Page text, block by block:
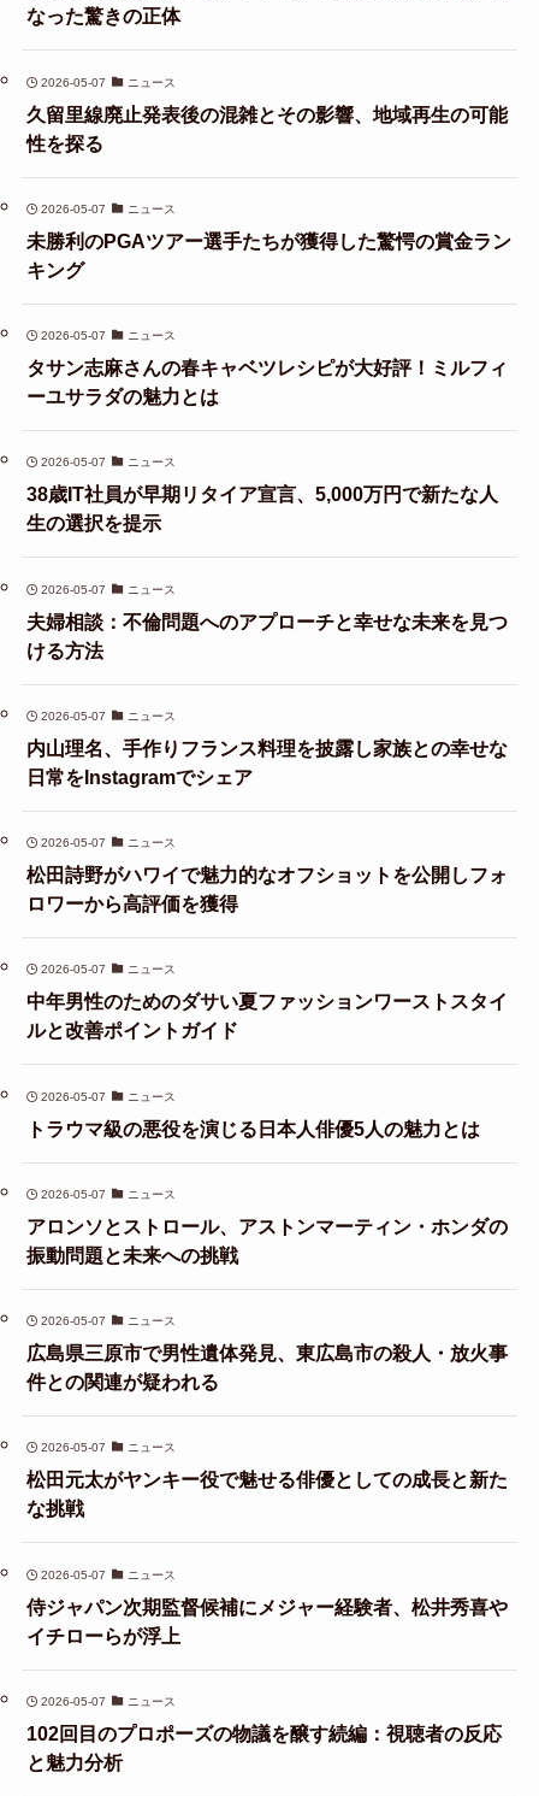
なった驚きの正体
2026-05-07 ニュース
久留里線廃止発表後の混雑とその影響、地域再生の可能
性を探る
2026-05-07 ニュース
未勝利のPGAツアー選手たちが獲得した驚愕の賞金ラン
キング
2026-05-07 ニュース
タサン志麻さんの春キャベツレシピが大好評！ミルフィ
ーユサラダの魅力とは
2026-05-07 ニュース
38歳IT社員が早期リタイア宣言、5,000万円で新たな人
生の選択を提示
2026-05-07 ニュース
夫婦相談：不倫問題へのアプローチと幸せな未来を見つ
ける方法
2026-05-07 ニュース
内山理名、手作りフランス料理を披露し家族との幸せな
日常をInstagramでシェア
2026-05-07 ニュース
松田詩野がハワイで魅力的なオフショットを公開しフォ
ロワーから高評価を獲得
2026-05-07 ニュース
中年男性のためのダサい夏ファッションワーストスタイ
ルと改善ポイントガイド
2026-05-07 ニュース
トラウマ級の悪役を演じる日本人俳優5人の魅力とは
2026-05-07 ニュース
アロンソとストロール、アストンマーティン・ホンダの
振動問題と未来への挑戦
2026-05-07 ニュース
広島県三原市で男性遺体発見、東広島市の殺人・放火事
件との関連が疑われる
2026-05-07 ニュース
松田元太がヤンキー役で魅せる俳優としての成長と新た
な挑戦
2026-05-07 ニュース
侍ジャパン次期監督候補にメジャー経験者、松井秀喜や
イチローらが浮上
2026-05-07 ニュース
102回目のプロポーズの物議を醸す続編：視聴者の反応
と魅力分析